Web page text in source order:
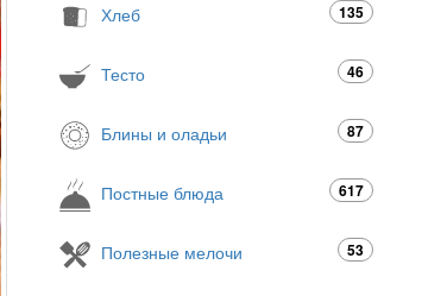
Хлеб 135
Тесто 46
Блины и оладьи 87
Постные блюда 617
Полезные мелочи 53